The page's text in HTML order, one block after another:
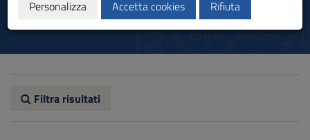
navigazione
sito
FooterFiltra risultati
Personalizza Accetta cookies Rifiuta